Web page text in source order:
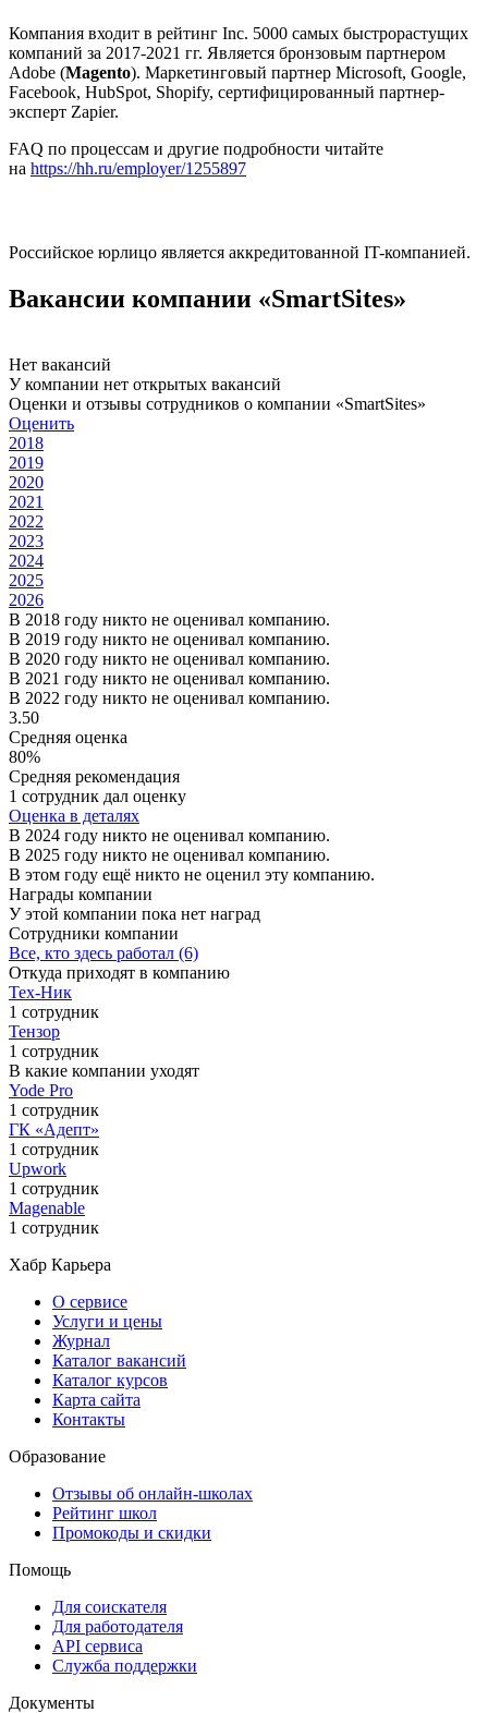
Компания входит в рейтинг Inc. 5000 самых быстрорастущих
компаний за 2017-2021 гг. Является бронзовым партнером
Adobe (Magento). Маркетинговый партнер Microsoft, Google,
Facebook, HubSpot, Shopify, сертифицированный партнер-
эксперт Zapier.
FAQ по процессам и другие подробности читайте
на https://hh.ru/employer/1255897
Российское юрлицо является аккредитованной IT-компанией.
Вакансии компании «SmartSites»
Нет вакансий
У компании нет открытых вакансий
Оценки и отзывы сотрудников о компании «SmartSites»
Оценить
2018
2019
2020
2021
2022
2023
2024
2025
2026
В 2018 году никто не оценивал компанию.
В 2019 году никто не оценивал компанию.
В 2020 году никто не оценивал компанию.
В 2021 году никто не оценивал компанию.
В 2022 году никто не оценивал компанию.
3.50
Средняя оценка
80%
Средняя рекомендация
1 сотрудник дал оценку
Оценка в деталях
В 2024 году никто не оценивал компанию.
В 2025 году никто не оценивал компанию.
В этом году ещё никто не оценил эту компанию.
Награды компании
У этой компании пока нет наград
Сотрудники компании
Все, кто здесь работал (6)
Откуда приходят в компанию
Тех-Ник
1 сотрудник
Тензор
1 сотрудник
В какие компании уходят
Yode Pro
1 сотрудник
ГК «Адепт»
1 сотрудник
Upwork
1 сотрудник
Magenable
1 сотрудник
Хабр Карьера
О сервисе
Услуги и цены
Журнал
Каталог вакансий
Каталог курсов
Карта сайта
Контакты
Образование
Отзывы об онлайн-школах
Рейтинг школ
Промокоды и скидки
Помощь
Для соискателя
Для работодателя
API сервиса
Служба поддержки
Документы